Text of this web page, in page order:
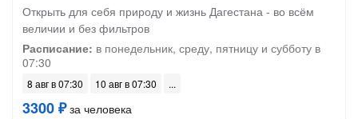
Открыть для себя природу и жизнь Дагестана - во всём
величии и без фильтров
Расписание: в понедельник, среду, пятницу и субботу в
07:30
8 авг в 07:30 10 авг в 07:30
3300 ₽за человека